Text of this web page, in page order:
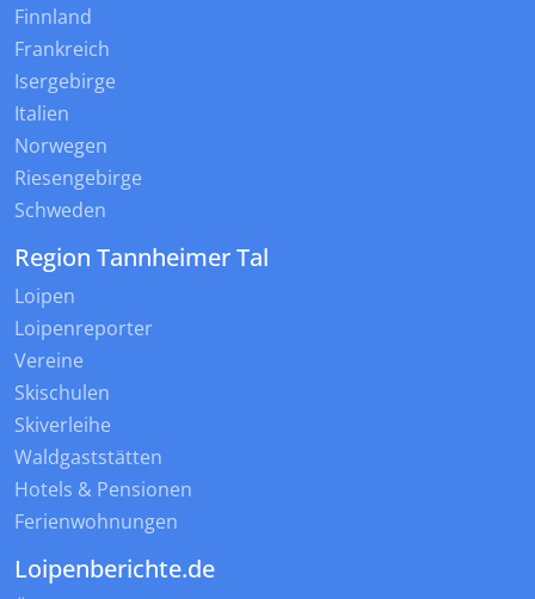
Finnland
Frankreich
Isergebirge
Italien
Norwegen
Riesengebirge
Schweden
Region Tannheimer Tal
Loipen
Loipenreporter
Vereine
Skischulen
Skiverleihe
Waldgaststätten
Hotels & Pensionen
Ferienwohnungen
Loipenberichte.de